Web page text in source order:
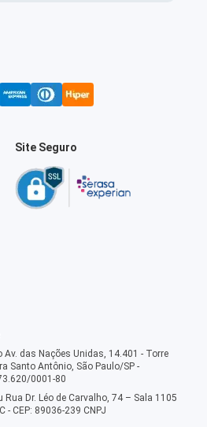
Site Seguro
Av. das Nações Unidas, 14.401 - Torre
Santo Antônio, São Paulo/SP -
0001-80
Rua Dr. Léo de Carvalho, 74 – Sala 1105
- CEP: 89036-239 CNPJ